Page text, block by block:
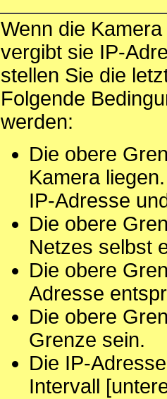
Wenn die
vergibt sie IP-
stellen Sie die
Folgende
werden:
Die obere
Kamera
IP-Adresse
Die obere
Netzes selbst
Die obere
Adresse
Die obere
Grenze sein.
Die IP-
Intervall